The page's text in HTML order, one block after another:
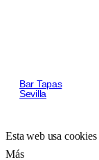
Bar Tapas
Sevilla
Esta web usa cookies
Más